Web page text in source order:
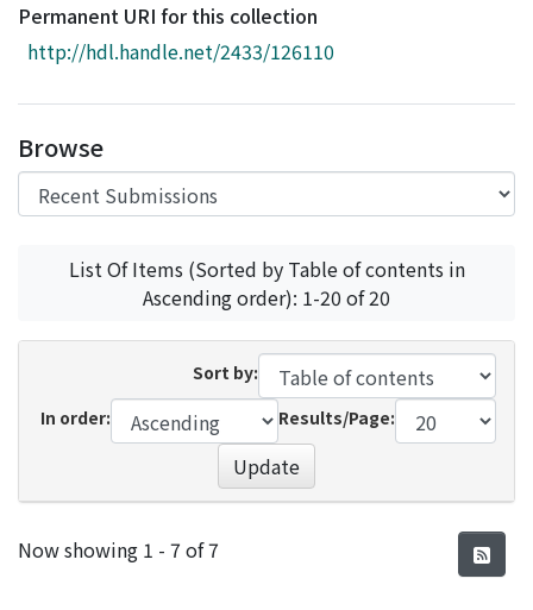
Download Ranking
Access Statistics
Permanent URI for this collection
http://hdl.handle.net/2433/126110
Browse
List Of Items (Sorted by Table of contents in
Ascending order): 1-20 of 20
Sort by:
In order:
Results/Page:
Update
Recent Submissions
Now showing 1 - 7 of 7